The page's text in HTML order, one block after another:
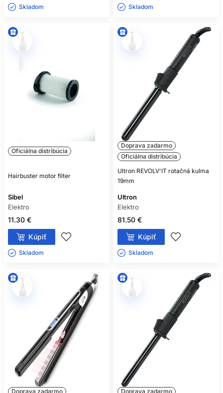
Skladom ㅤ Skladom ㅤ
Oficiálna distribúcia
Hairbuster motor filter
Sibel
Elektro
11.30 €
Kúpiť
Skladom ㅤ
Doprava zadarmo
Oficiálna distribúcia
Ultron REVOLV'IT rotačná kulma
19mm
Ultron
Elektro
81.50 €
Kúpiť
Skladom ㅤ
Doprava zadarmo Doprava zadarmo